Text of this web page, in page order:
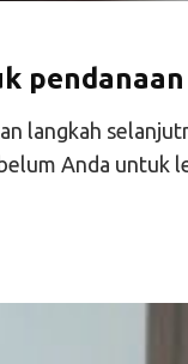
langkah
Anda untuk